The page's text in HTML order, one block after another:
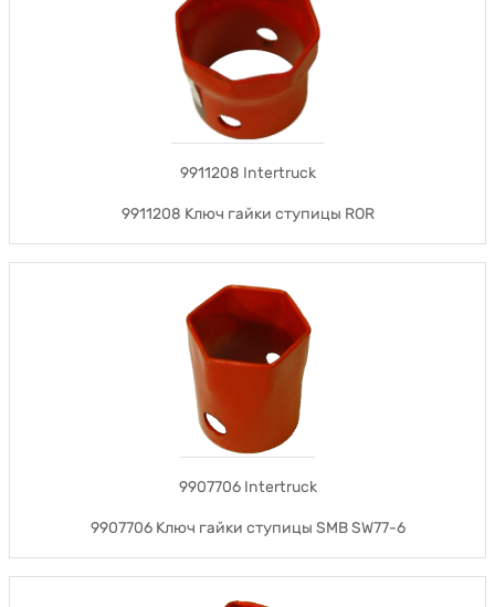
9911208 Intertruck
9911208 Ключ гайки ступицы ROR
9907706 Intertruck
9907706 Ключ гайки ступицы SMB SW77-6